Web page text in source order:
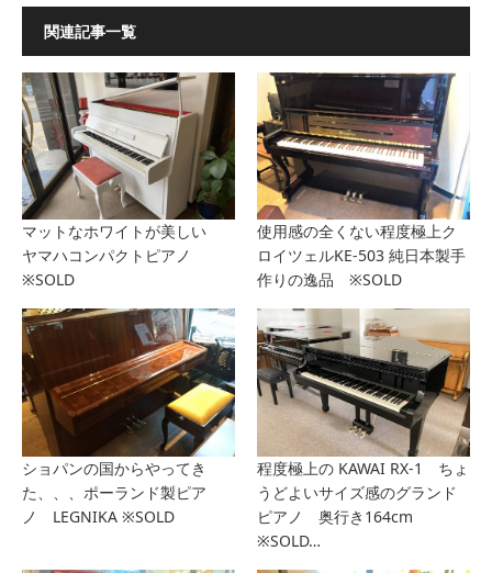
関連記事一覧
マットなホワイトが美しい
ヤマハコンパクトピアノ
※SOLD
使用感の全くない程度極上ク
ロイツェルKE-503 純日本製手
作りの逸品 ※SOLD
ショパンの国からやってき
た、、、ポーランド製ピア
ノ LEGNIKA ※SOLD
程度極上の KAWAI RX-1 ちょ
うどよいサイズ感のグランド
ピアノ 奥行き164cm
※SOLD…